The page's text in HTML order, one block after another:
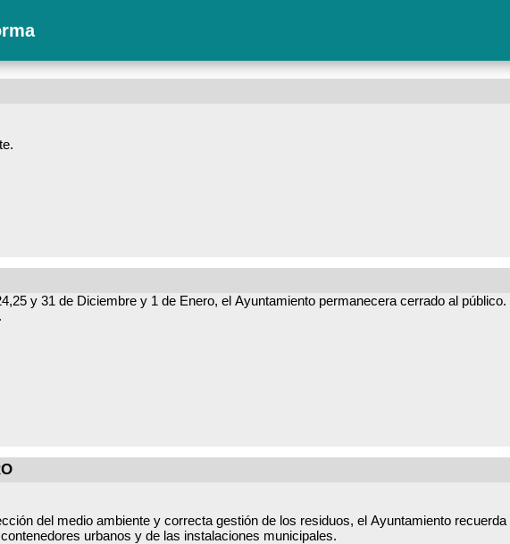
y 31 de Diciembre y 1 de Enero, el Ayuntamiento permanecera cerrado al público.
del medio ambiente y correcta gestión de los residuos, el Ayuntamiento recuerda
urbanos y de las instalaciones municipales.